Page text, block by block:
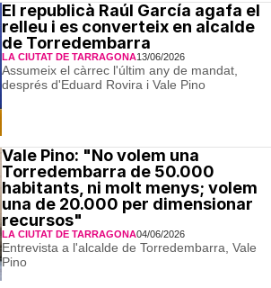
El republicà Raúl García agafa el
relleu i es converteix en alcalde
de Torredembarra
LA CIUTAT DE TARRAGONA13/06/2026
Assumeix el càrrec l'últim any de mandat,
després d'Eduard Rovira i Vale Pino
Vale Pino: "No volem una
Torredembarra de 50.000
habitants, ni molt menys; volem
una de 20.000 per dimensionar
recursos"
LA CIUTAT DE TARRAGONA04/06/2026
Entrevista a l'alcalde de Torredembarra, Vale
Pino